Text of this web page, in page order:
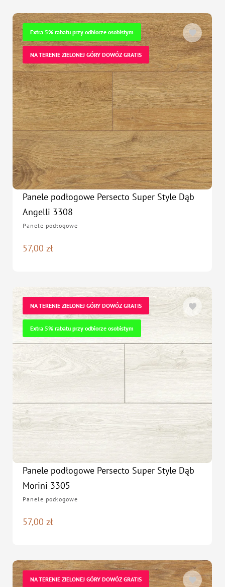
Extra 5% rabatu przy odbiorze osobistym
NA TERENIE ZIELONEJ GÓRY DOWÓZ GRATIS
Panele podłogowe Persecto Super Style Dąb
Angelli 3308
Panele podłogowe
zł
57,00
NA TERENIE ZIELONEJ GÓRY DOWÓZ GRATIS
Extra 5% rabatu przy odbiorze osobistym
Panele podłogowe Persecto Super Style Dąb
Morini 3305
Panele podłogowe
zł
57,00
NA TERENIE ZIELONEJ GÓRY DOWÓZ GRATIS